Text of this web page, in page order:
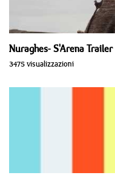
Nuraghes- S'Arena Trailer
3475 visualizzazioni